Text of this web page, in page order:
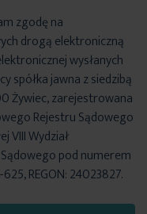
zgodę na
drogą elektroniczną
wysłanych
spółka jawna z siedzibą
Żywiec, zarejestrowana
Rejestru Sądowego
VIII Wydział
pod numerem
REGON: 24023827.